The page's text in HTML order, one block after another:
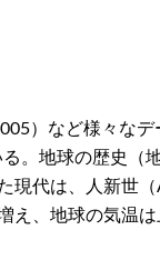
）など様々な
。地球の歴史
現代は、人新
、地球の気温は